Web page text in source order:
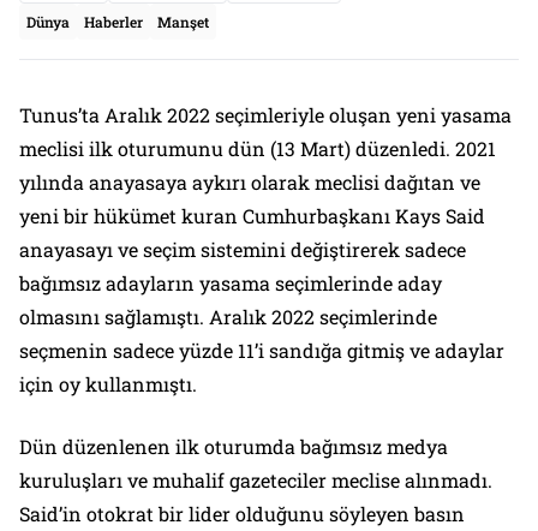
Dünya Haberler Manşet
Tunus’ta Aralık 2022 seçimleriyle oluşan yeni yasama
meclisi ilk oturumunu dün (13 Mart) düzenledi. 2021
yılında anayasaya aykırı olarak meclisi dağıtan ve
yeni bir hükümet kuran Cumhurbaşkanı Kays Said
anayasayı ve seçim sistemini değiştirerek sadece
bağımsız adayların yasama seçimlerinde aday
olmasını sağlamıştı. Aralık 2022 seçimlerinde
seçmenin sadece yüzde 11’i sandığa gitmiş ve adaylar
için oy kullanmıştı.
Dün düzenlenen ilk oturumda bağımsız medya
kuruluşları ve muhalif gazeteciler meclise alınmadı.
Said’in otokrat bir lider olduğunu söyleyen basın